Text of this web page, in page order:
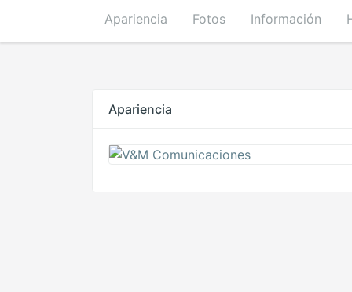
Apariencia Fotos Información
Apariencia